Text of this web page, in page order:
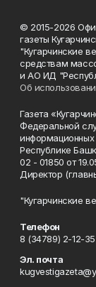
© 2015-2026
газеты
"Кугарчинские
средствам
и АО ИД
Об
Газета
Федеральной
Республике
02 - 01850 от
Директор
"Кугарчинские
Телефон
8 (34789) 2-12-35
Эл. почта